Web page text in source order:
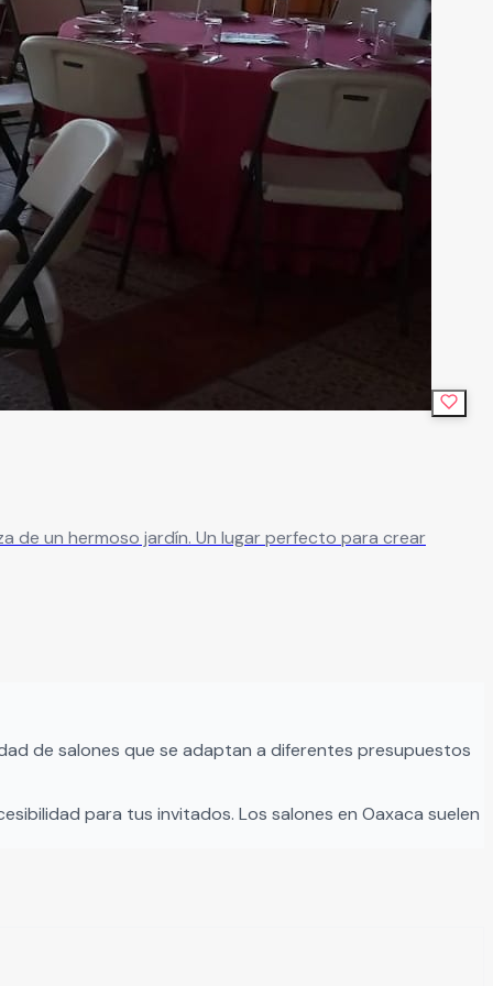
lugar perfecto para crear
de salones que se adaptan a diferentes presupuestos
para tus invitados. Los salones en Oaxaca suelen